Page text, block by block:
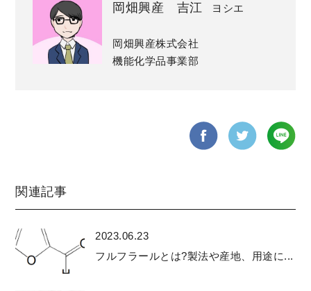
岡畑興産 吉江 ヨシエ
岡畑興産株式会社
機能化学品事業部
関連記事
2023.06.23
フルフラールとは?製法や産地、用途に...